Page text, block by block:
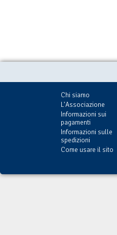
Chi siamo
L'Associazione
Informazioni sui
pagamenti
Informazioni sulle
spedizioni
Come usare il sito